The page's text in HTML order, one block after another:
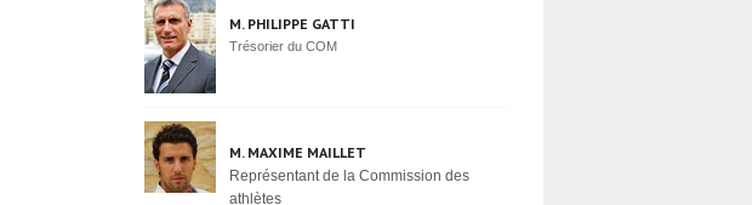
M. PHILIPPE GATTI
Trésorier du COM
M. MAXIME MAILLET
Représentant de la Commission des
athlètes